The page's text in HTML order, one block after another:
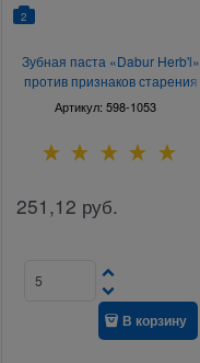
2
Зубная паста «Dabur Herb'l»
против признаков старения
зубов 150 г с зубной щеткой
Артикул:598-1053
251,12 руб.
В корзину